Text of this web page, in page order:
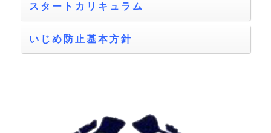
スタートカリキュラム
いじめ防止基本方針